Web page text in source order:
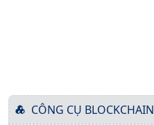
CÔNG CỤ BLOCKCHAIN